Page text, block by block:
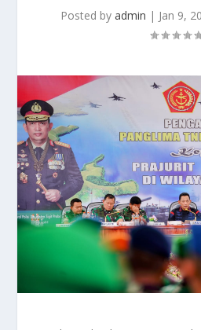
Posted by admin | Jan 9,